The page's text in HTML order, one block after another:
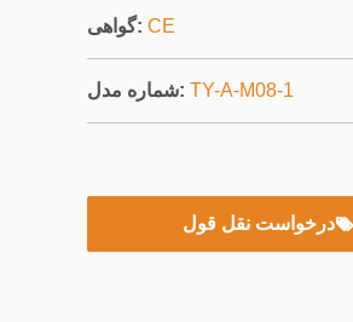
گواهی: CE
شماره مدل: TY-A-M08-1
درخواست نقل قول